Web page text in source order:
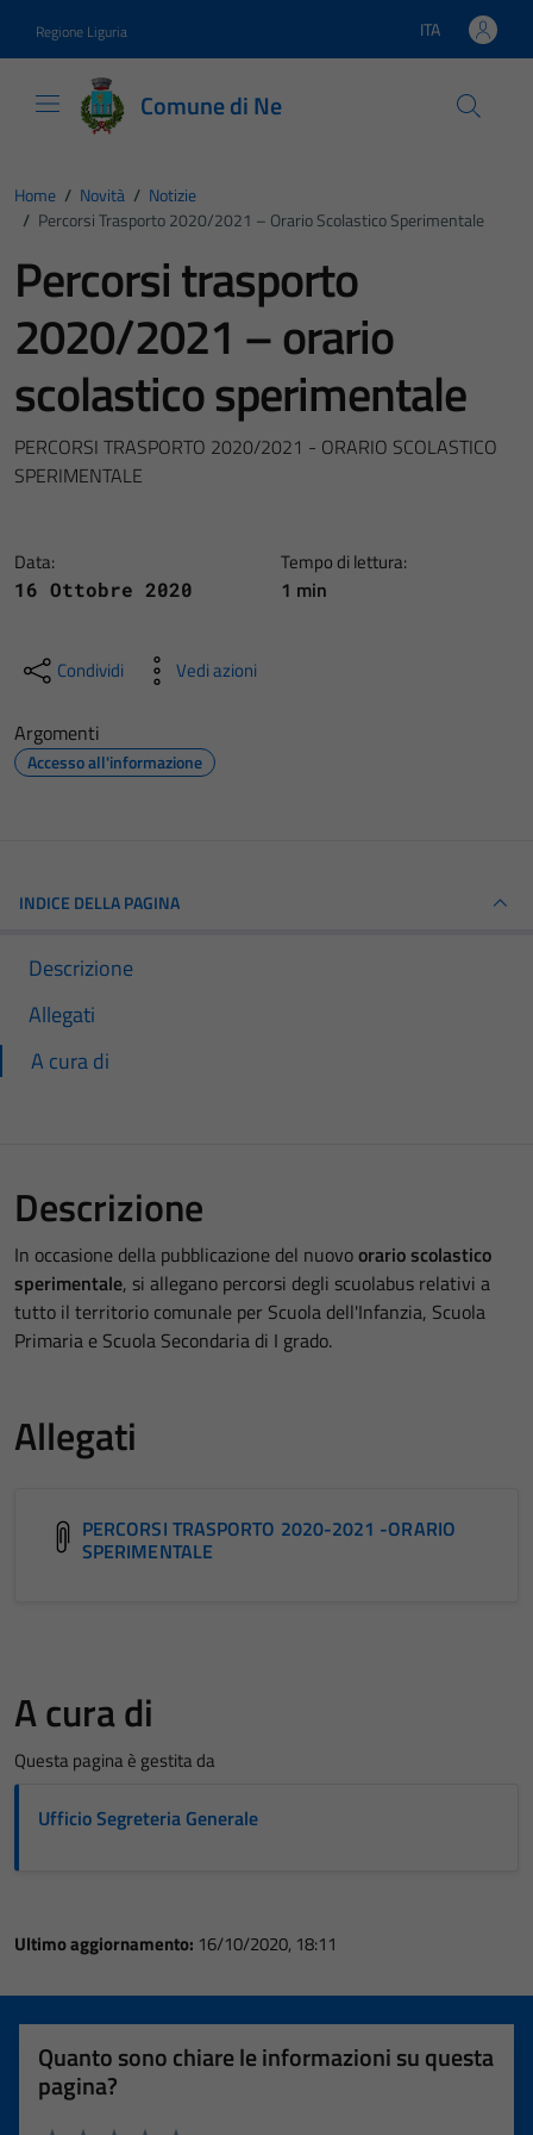
Regione Liguria Lingua attiva:
ITA
Comune di Ne
Home / Novità / Notizie
/ Percorsi Trasporto 2020/2021 – Orario Scolastico Sperimentale
Percorsi trasporto
2020/2021 – orario
scolastico sperimentale
PERCORSI TRASPORTO 2020/2021 - ORARIO SCOLASTICO
SPERIMENTALE
Data:
16 Ottobre 2020
Tempo di lettura:
1 min
Condividi Vedi azioni
Argomenti
Accesso all'informazione
INDICE DELLA PAGINA
Descrizione
Allegati
A cura di
Descrizione
In occasione della pubblicazione del nuovoorario scolastico
sperimentale, si allegano percorsi degli scuolabus relativi a
tutto il territorio comunale per Scuola dell'Infanzia, Scuola
Primaria e Scuola Secondaria di I grado.
Allegati
PERCORSI TRASPORTO 2020-2021 -ORARIO
SPERIMENTALE
A cura di
Questa pagina è gestita da
Ufficio Segreteria Generale
Ultimo aggiornamento: 16/10/2020, 18:11
Quanto sono chiare le informazioni su questa
pagina?